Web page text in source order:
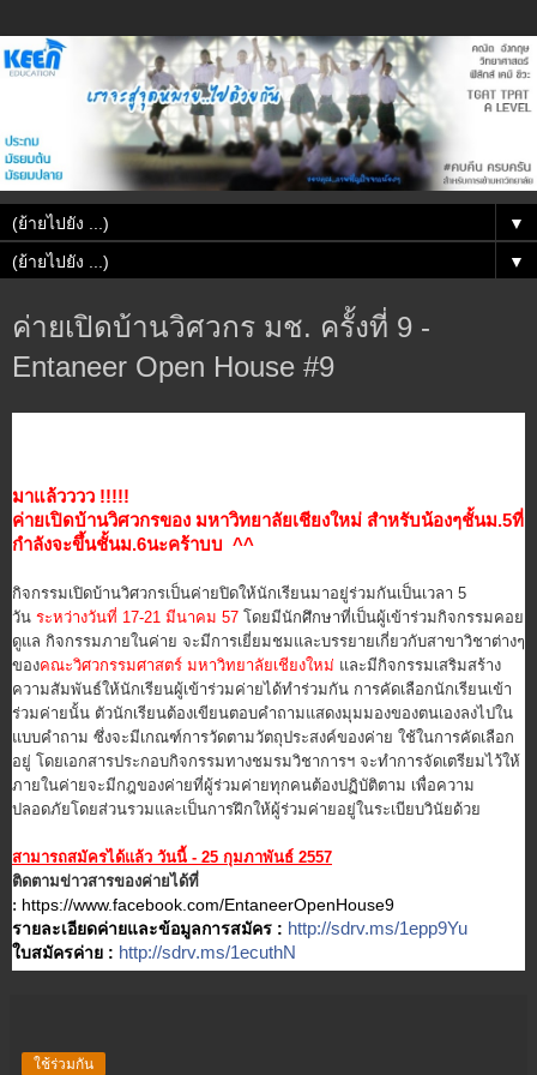
▼
▼
ค่ายเปิดบ้านวิศวกร มช. ครั้งที่ 9 -
Entaneer Open House #9
มาแล้วววว !!!!!
ค่ายเปิดบ้านวิศวกรของ มหาวิทยาลัยเชียงใหม่ สำหรับน้องๆชั้นม.5ที่
กำลังจะขึ้นชั้นม.6นะคร้าบบ ^^
กิจกรรมเปิดบ้านวิศวกรเป็นค่ายปิดให้นักเรียนมาอยู่ร่วมกันเป็นเวลา 5
วัน ระหว่างวันที่ 17-21 มีนาคม 57 โดยมีนักศึกษาที่เป็นผู้เข้าร่วมกิจกรรมคอย
ดูแล กิจกรรมภายในค่าย จะมีการเยี่ยมชมและบรรยายเกี่ยวกับสาขาวิชาต่างๆ
ของคณะวิศวกรรมศาสตร์ มหาวิทยาลัยเชียงใหม่ และมีกิจกรรมเสริมสร้าง
ความสัมพันธ์ให้นักเรียนผู้เข้าร่วมค่ายได้ทำร่วมกัน การคัดเลือกนักเรียนเข้า
ร่วมค่ายนั้น ตัวนักเรียนต้องเขียนตอบคำถามแสดงมุมมองของตนเองลงไปใน
แบบคำถาม ซึ่งจะมีเกณฑ์การวัดตามวัตถุประสงค์ของค่าย ใช้ในการคัดเลือก
อยู่ โดยเอกสารประกอบกิจกรรมทางชมรมวิชาการฯ จะทำการจัดเตรียมไว้ให้
ภายในค่ายจะมีกฎของค่ายที่ผู้ร่วมค่ายทุกคนต้องปฏิบัติตาม เพื่อความ
ปลอดภัยโดยส่วนรวมและเป็นการฝึกให้ผู้ร่วมค่ายอยู่ในระเบียบวินัยด้วย
สามารถสมัครได้แล้ว วันนี้ - 25 กุมภาพันธ์ 2557
ติดตามข่าวสารของค่ายได้ที่
: https://www.facebook.com/EntaneerOpenHouse9
รายละเอียดค่ายและข้อมูลการสมัคร : http://sdrv.ms/1epp9Yu
ใบสมัครค่าย : http://sdrv.ms/1ecuthN
ใช้ร่วมกัน